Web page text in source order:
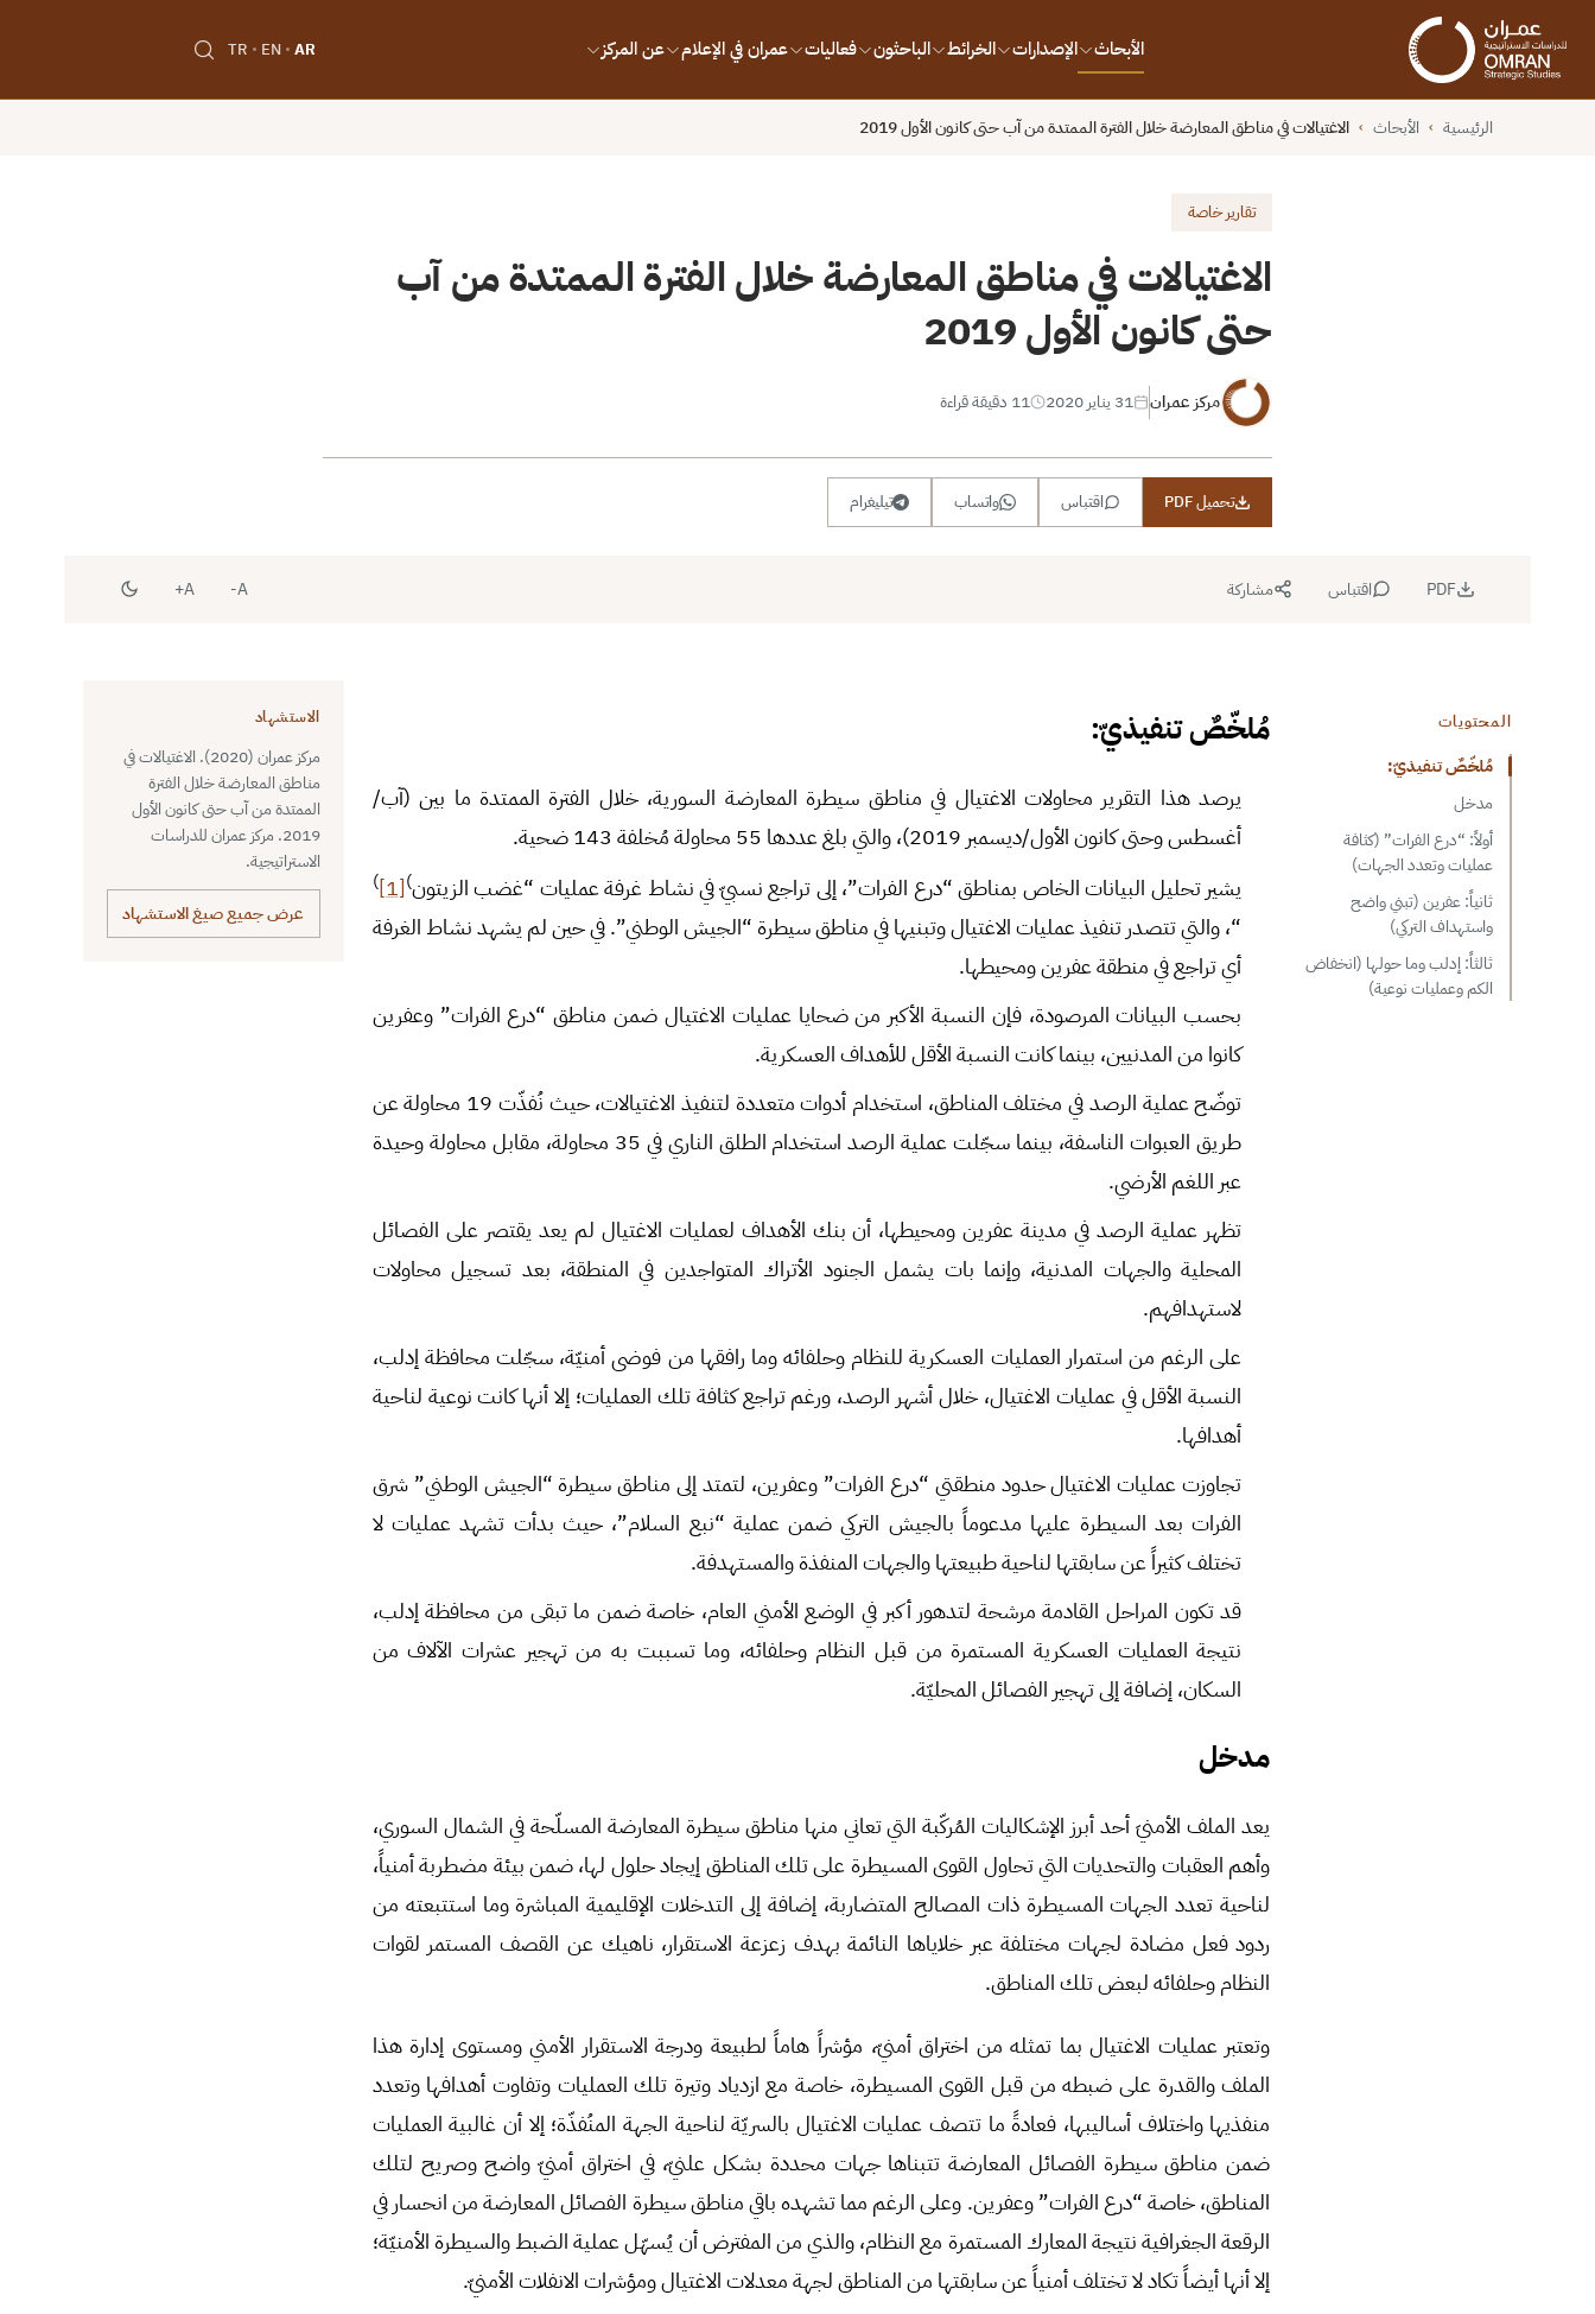
الأبحاث الإصدارات الخرائط الباحثون فعاليات عمران في الإعلام عن المركز AR
EN
TR
الرئيسية › الأبحاث › الاغتيالات في مناطق المعارضة خلال الفترة الممتدة من آب حتى كانون الأول 2019
تقارير خاصة
الاغتيالات في مناطق المعارضة خلال الفترة الممتدة من آب
حتى كانون الأول 2019
مركز عمران 31 يناير 2020 11 دقيقة قراءة
تحميل PDF اقتباس واتساب تيليغرام
PDF اقتباس مشاركة A-
A+
المحتويات
مُلخّصٌ تنفيذيّ:
مدخل
أولاً: “درع الفرات” (كثافة
عمليات وتعدد الجهات)
ثانياً: عفرين (تبني واضح
واستهداف التركي)
ثالثاً: إدلب وما حولها (انخفاض
الكم وعمليات نوعية)
مُلخّصٌ تنفيذيّ:
يرصد هذا التقرير محاولات الاغتيال في مناطق سيطرة المعارضة السورية، خلال الفترة الممتدة ما بين (آب/
أغسطس وحتى كانون الأول/ديسمبر 2019)، والتي بلغ عددها 55 محاولة مُخلفة 143 ضحية.
يشير تحليل البيانات الخاص بمناطق “درع الفرات”، إلى تراجع نسبيّ في نشاط غرفة عمليات “غضب الزيتون)
[1]
)
“، والتي تتصدر تنفيذ عمليات الاغتيال وتبنيها في مناطق سيطرة “الجيش الوطني”. في حين لم يشهد نشاط الغرفة
أي تراجع في منطقة عفرين ومحيطها.
بحسب البيانات المرصودة، فإن النسبة الأكبر من ضحايا عمليات الاغتيال ضمن مناطق “درع الفرات” وعفرين
كانوا من المدنيين، بينما كانت النسبة الأقل للأهداف العسكرية.
توضّح عملية الرصد في مختلف المناطق، استخدام أدوات متعددة لتنفيذ الاغتيالات، حيث نُفذّت 19 محاولة عن
طريق العبوات الناسفة، بينما سجّلت عملية الرصد استخدام الطلق الناري في 35 محاولة، مقابل محاولة وحيدة
عبر اللغم الأرضي.
تظهر عملية الرصد في مدينة عفرين ومحيطها، أن بنك الأهداف لعمليات الاغتيال لم يعد يقتصر على الفصائل
المحلية والجهات المدنية، وإنما بات يشمل الجنود الأتراك المتواجدين في المنطقة، بعد تسجيل محاولات
لاستهدافهم.
على الرغم من استمرار العمليات العسكرية للنظام وحلفائه وما رافقها من فوضى أمنيّة، سجّلت محافظة إدلب،
النسبة الأقل في عمليات الاغتيال، خلال أشهر الرصد، ورغم تراجع كثافة تلك العمليات؛ إلا أنها كانت نوعية لناحية
أهدافها.
تجاوزت عمليات الاغتيال حدود منطقتي “درع الفرات” وعفرين، لتمتد إلى مناطق سيطرة “الجيش الوطني” شرق
الفرات بعد السيطرة عليها مدعوماً بالجيش التركي ضمن عملية “نبع السلام”، حيث بدأت تشهد عمليات لا
تختلف كثيراً عن سابقتها لناحية طبيعتها والجهات المنفذة والمستهدفة.
قد تكون المراحل القادمة مرشحة لتدهور أكبر في الوضع الأمني العام، خاصة ضمن ما تبقى من محافظة إدلب،
نتيجة العمليات العسكرية المستمرة من قبل النظام وحلفائه، وما تسببت به من تهجير عشرات الآلاف من
السكان، إضافة إلى تهجير الفصائل المحليّة.
مدخل
يعد الملف الأمنيَ أحد أبرز الإشكاليات المُركّبة التي تعاني منها مناطق سيطرة المعارضة المسلّحة في الشمال السوري،
وأهم العقبات والتحديات التي تحاول القوى المسيطرة على تلك المناطق إيجاد حلول لها، ضمن بيئة مضطربة أمنياً،
لناحية تعدد الجهات المسيطرة ذات المصالح المتضاربة، إضافة إلى التدخلات الإقليمية المباشرة وما استتبعته من
ردود فعل مضادة لجهات مختلفة عبر خلاياها النائمة بهدف زعزعة الاستقرار، ناهيك عن القصف المستمر لقوات
النظام وحلفائه لبعض تلك المناطق.
وتعتبر عمليات الاغتيال بما تمثله من اختراق أمنيّ، مؤشراً هاماً لطبيعة ودرجة الاستقرار الأمني ومستوى إدارة هذا
الملف والقدرة على ضبطه من قبل القوى المسيطرة، خاصة مع ازدياد وتيرة تلك العمليات وتفاوت أهدافها وتعدد
منفذيها واختلاف أساليبها، فعادةً ما تتصف عمليات الاغتيال بالسريّة لناحية الجهة المنُفذّة؛ إلا أن غالبية العمليات
ضمن مناطق سيطرة الفصائل المعارضة تتبناها جهات محددة بشكل علنيّ، في اختراق أمنيّ واضح وصريح لتلك
المناطق، خاصة “درع الفرات” وعفرين. وعلى الرغم مما تشهده باقي مناطق سيطرة الفصائل المعارضة من انحسار في
الرقعة الجغرافية نتيجة المعارك المستمرة مع النظام، والذي من المفترض أن يُسهّل عملية الضبط والسيطرة الأمنيّة؛
إلا أنها أيضاً تكاد لا تختلف أمنياً عن سابقتها من المناطق لجهة معدلات الاغتيال ومؤشرات الانفلات الأمنيّ.
الاستشهاد
مركز عمران (2020). الاغتيالات في
مناطق المعارضة خلال الفترة
الممتدة من آب حتى كانون الأول
2019. مركز عمران للدراسات
الاستراتيجية.
عرض جميع صيغ الاستشهاد